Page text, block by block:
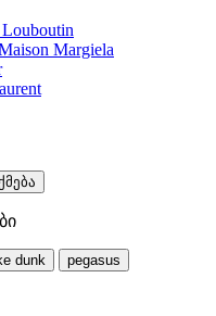
Margiela
dunk
pegasus